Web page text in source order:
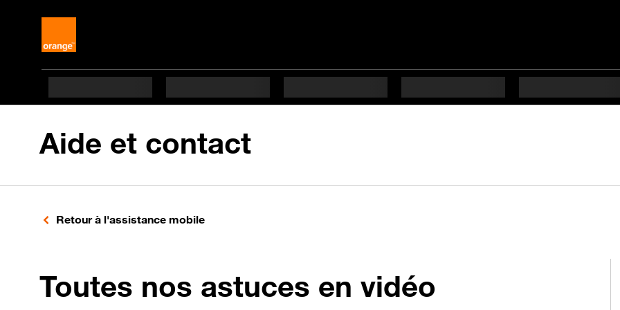
Aide et contact
Retour à l'assistance mobile
Toutes nos astuces en vidéo